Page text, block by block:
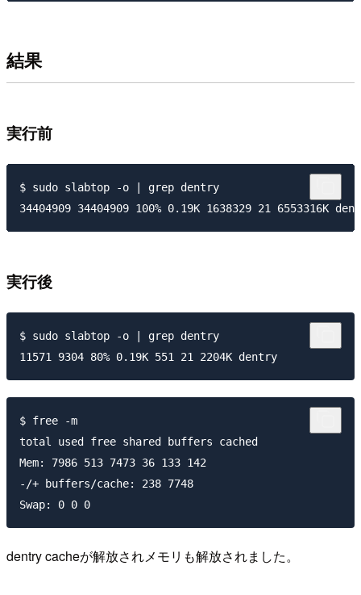
結果
実行前
$ sudo slabtop -o | grep dentry
34404909 34404909 100% 0.19K 1638329 21 6553316K
実行後
$ sudo slabtop -o | grep dentry
11571 9304 80% 0.19K 551 21 2204K dentry
$ free -m
total used free shared buffers cached
Mem: 7986 513 7473 36 133 142
-/+ buffers/cache: 238 7748
Swap: 0 0 0
dentry cacheが解放されメモリも解放されました。